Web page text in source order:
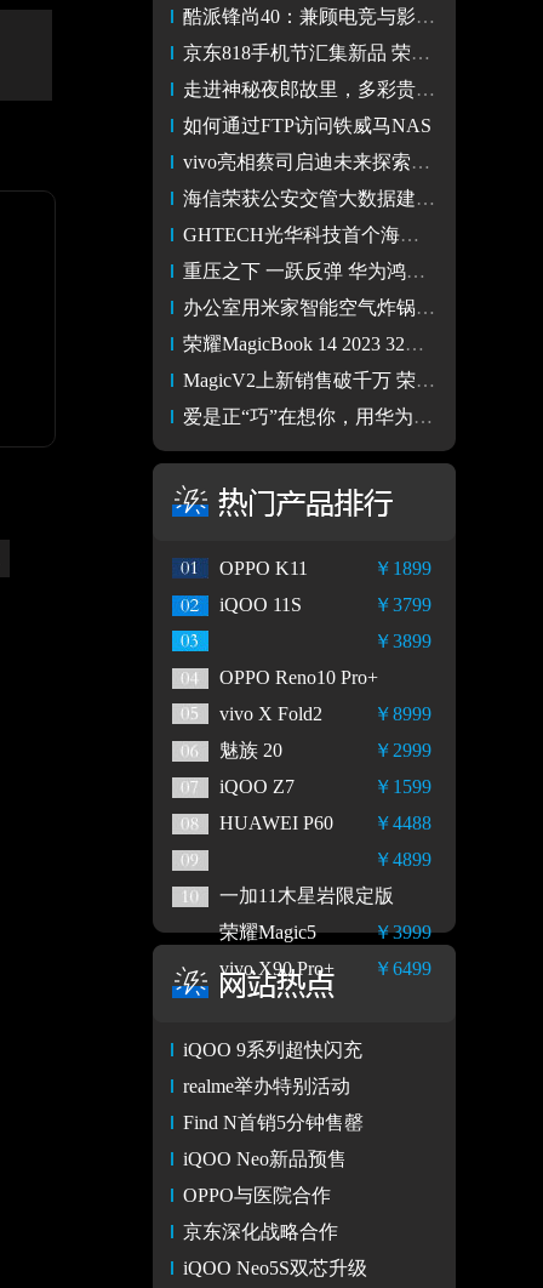
酷派锋尚40：兼顾电竞与影像的双重体验娱乐神器
京东818手机节汇集新品 荣耀Magic V2 16GB+512GB版到手9999元
走进神秘夜郎故里，多彩贵州之巅
如何通过FTP访问铁威马NAS
vivo亮相蔡司启迪未来探索者活动 展示双方联合创新成果
海信荣获公安交管大数据建模应用竞赛全省一等奖
GHTECH光华科技首个海外布点——泰国办事处揭牌成立
重压之下 一跃反弹 华为鸿蒙生态已过万重山
办公室用米家智能空气炸锅5.5L 可视版真是太爽了！
荣耀MagicBook 14 2023 32GB预售开启，轻薄本进入大内存时代
MagicV2上新销售破千万 荣耀：支付宝是新品首发必选平台
爱是正“巧”在想你，用华为get七夕限定“爱的巧事清单”
￥1899
OPPO K11
￥3799
iQOO 11S
￥3899
OPPO Reno10 Pro+
￥8999
vivo X Fold2
￥2999
魅族 20
￥1599
iQOO Z7
￥4488
HUAWEI P60
￥4899
一加11木星岩限定版
￥3999
荣耀Magic5
￥6499
vivo X90 Pro+
iQOO 9系列超快闪充
realme举办特别活动
Find N首销5分钟售罄
iQOO Neo新品预售
OPPO与医院合作
京东深化战略合作
iQOO Neo5S双芯升级